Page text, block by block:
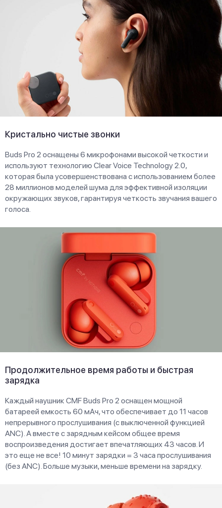
Кристально чистые звонки
Buds Pro 2 оснащены 6 микрофонами высокой четкости и
используют технологию Clear Voice Technology 2.0,
которая была усовершенствована с использованием более
28 миллионов моделей шума для эффективной изоляции
окружающих звуков, гарантируя четкость звучания вашего
голоса.
Продолжительное время работы и быстрая
зарядка
Каждый наушник CMF Buds Pro 2 оснащен мощной
батареей емкость 60 мАч, что обеспечивает до 11 часов
непрерывного прослушивания (с выключенной функцией
ANC). А вместе с зарядным кейсом общее время
воспроизведения достигает впечатляющих 43 часов. И
это еще не все! 10 минут зарядки = 3 часа прослушивания
(без ANC). Больше музыки, меньше времени на зарядку.